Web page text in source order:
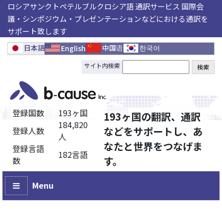
ロシアサンクトペテルブルクロシア語 通訳サービス 国際会
議・シンポジウム・プレゼンテーションなどにおける通訳を
サポート致します